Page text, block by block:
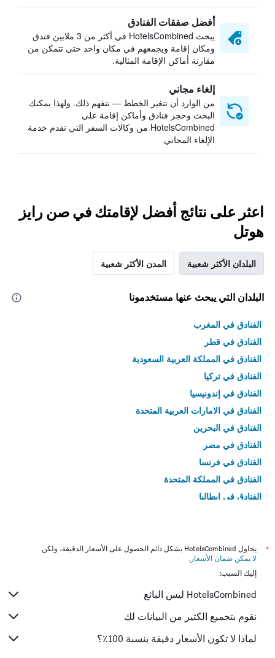
أفضل صفقات الفنادق
يبحث HotelsCombined في أكثر من 3 ملايين فندق
ومكان إقامة ويجمعهم في مكان واحد حتى تتمكن من
مقارنة أماكن الإقامة المثالية.
إلغاء مجاني
من الوارد أن تتغير الخطط — نتفهم ذلك. ولهذا يمكنك
البحث وحجز فنادق وأماكن إقامة على
HotelsCombined من وكالات السفر التي تقدم خدمة
الإلغاء المجاني
اعثر على نتائج أفضل لإقامتك في صن رايز
هوتل
البلدان الأكثر شعبية المدن الأكثر شعبية
البلدان التي يبحث عنها مستخدمونا
الفنادق في المغرب
الفنادق في قطر
الفنادق في المملكة العربية السعودية
الفنادق في تركيا
الفنادق في إندونيسيا
الفنادق في الامارات العربية المتحدة
الفنادق في البحرين
الفنادق في مصر
الفنادق في فرنسا
الفنادق في المملكة المتحدة
الفنادق في إيطاليا
*
يحاول HotelsCombined بشكل دائم الحصول على الأسعار الدقيقة، ولكن
لا يمكن ضمان الأسعار .
إليك السبب:
HotelsCombined ليس البائع
نقوم بتجميع الكثير من البيانات لك
لماذا لا تكون الأسعار دقيقة بنسبة 100٪؟